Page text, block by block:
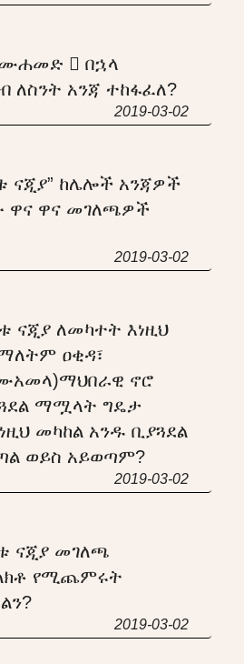
ሙሐመድ  በኋላ
አንጃ ተከፋፈለ?
2019-03-02
ናጂያ” ከሌሎች አንጃዎች
ዋና ዋና መገለጫዎች
2019-03-02
ናጂያ ለመካተት እነዚህ
ዐቂዳ፣
ኖሮ
ማሟላት ግዴታ
መካከል አንዱ ቢያጓደል
ወይስ አይወጣም?
2019-03-02
ናጂያ መገለጫ
የሚጨምሩት
2019-03-02